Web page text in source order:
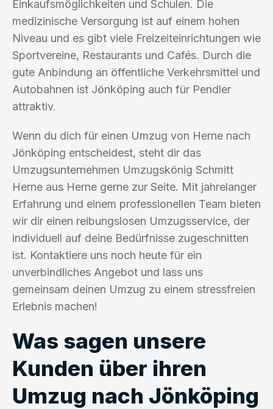
Einkaufsmöglichkeiten und Schulen. Die
medizinische Versorgung ist auf einem hohen
Niveau und es gibt viele Freizeiteinrichtungen wie
Sportvereine, Restaurants und Cafés. Durch die
gute Anbindung an öffentliche Verkehrsmittel und
Autobahnen ist Jönköping auch für Pendler
attraktiv.
Wenn du dich für einen Umzug von Herne nach
Jönköping entscheidest, steht dir das
Umzugsunternehmen Umzugskönig Schmitt
Herne aus Herne gerne zur Seite. Mit jahrelanger
Erfahrung und einem professionellen Team bieten
wir dir einen reibungslosen Umzugsservice, der
individuell auf deine Bedürfnisse zugeschnitten
ist. Kontaktiere uns noch heute für ein
unverbindliches Angebot und lass uns
gemeinsam deinen Umzug zu einem stressfreien
Erlebnis machen!
Was sagen unsere
Kunden über ihren
Umzug nach Jönköping